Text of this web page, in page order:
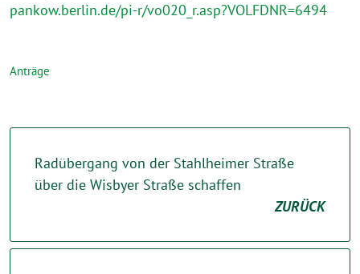
pankow.berlin.de/pi-r/vo020_r.asp?VOLFDNR=6494
Anträge
Radübergang von der Stahlheimer Straße
über die Wisbyer Straße schaffen
ZURÜCK